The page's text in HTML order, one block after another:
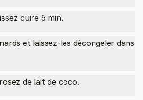
cuire 5 min.
et laissez-les décongeler dans
de lait de coco.